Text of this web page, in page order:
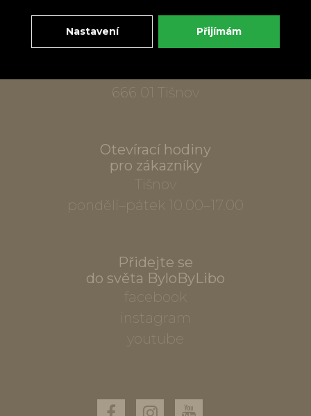
Setkejme se:
dílna, obchod
666 01 Tišnov
Otevírací hodiny
pro zákazníky
Tišnov
pondělí–pátek 10.00–17.00
Přidejte se
do světa ByloByLibo
facebook
instagram
youtube
Nastavení Přijímám